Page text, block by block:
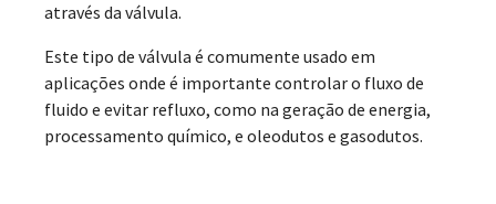
através da válvula.
Este tipo de válvula é comumente usado em
aplicações onde é importante controlar o fluxo de
fluido e evitar refluxo, como na geração de energia,
processamento químico, e oleodutos e gasodutos.